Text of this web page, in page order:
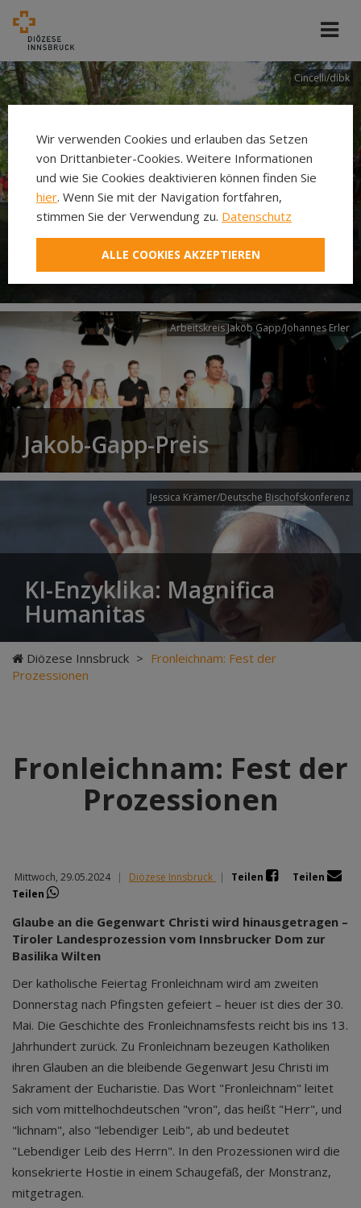
Cincelli/dibk
Neuer Pilgerweg Via
Laudato si’
Arbeitskreis Jakob Gapp/Johannes Erler
Jakob-Gapp-Preis
Jessica Krämer/Deutsche Bischofskonferenz
KI-Enzyklika: Magnifica
Humanitas
Diözese Innsbruck > Fronleichnam: Fest der
Prozessionen
Fronleichnam: Fest der
Prozessionen
Mittwoch, 29.05.2024 | Diözese Innsbruck | Teilen
Teilen
Teilen
Glaube an die Gegenwart Christi wird hinausgetragen –
Tiroler Landesprozession vom Innsbrucker Dom zur
Basilika Wilten
Der katholische Feiertag Fronleichnam wird am zweiten
Donnerstag nach Pfingsten gefeiert – heuer ist dies der 30.
Mai. Die Geschichte des Fronleichnamsfests reicht bis ins 13.
Jahrhundert zurück. Zu Fronleichnam bezeugen Katholiken
ihren Glauben an die bleibende Gegenwart Jesu Christi im
Sakrament der Eucharistie. Das Wort "Fronleichnam" leitet
sich vom mittelhochdeutschen "vron", das heißt "Herr", und
"lichnam", also "lebendiger Leib", ab und bedeutet
"Lebendiger Leib des Herrn". In den Prozessionen wird die
konsekrierte Hostie in einem Schaugefäß, der Monstranz,
mitgetragen.
Wir verwenden Cookies und erlauben das Setzen
von Drittanbieter-Cookies. Weitere Informationen
und wie Sie Cookies deaktivieren können finden Sie
hier. Wenn Sie mit der Navigation fortfahren,
stimmen Sie der Verwendung zu. Datenschutz
ALLE COOKIES AKZEPTIEREN